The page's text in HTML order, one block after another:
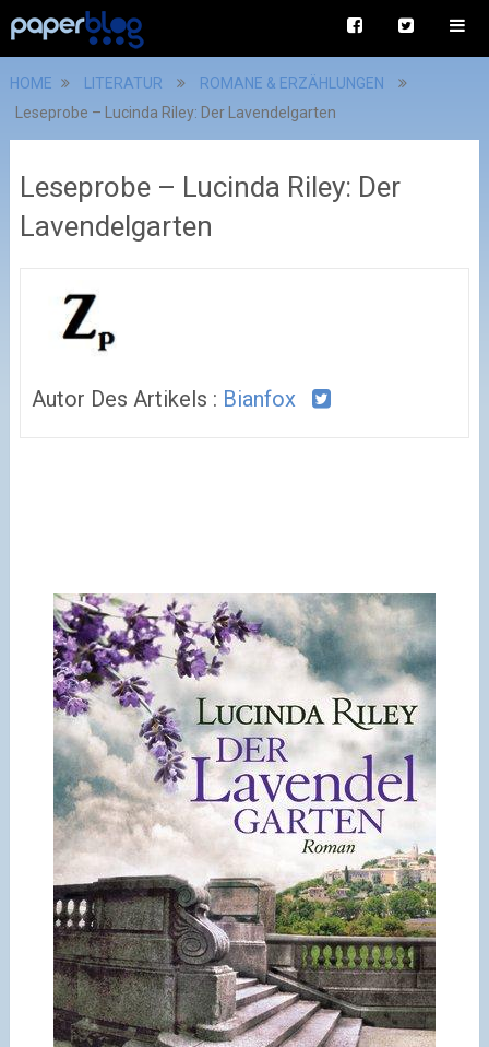
HOME LITERATUR
ROMANE & ERZÄHLUNGEN
Leseprobe – Lucinda Riley: Der Lavendelgarten
Leseprobe – Lucinda Riley: Der
Lavendelgarten
Autor Des Artikels : Bianfox